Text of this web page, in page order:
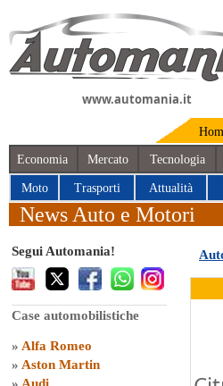
www.automania.it
Economia Mercato Tecnologia
Moto Trasporti Attualità
News Auto e Motori
Segui Automania!
Case automobilistiche
» Alfa Romeo
» Aston Martin